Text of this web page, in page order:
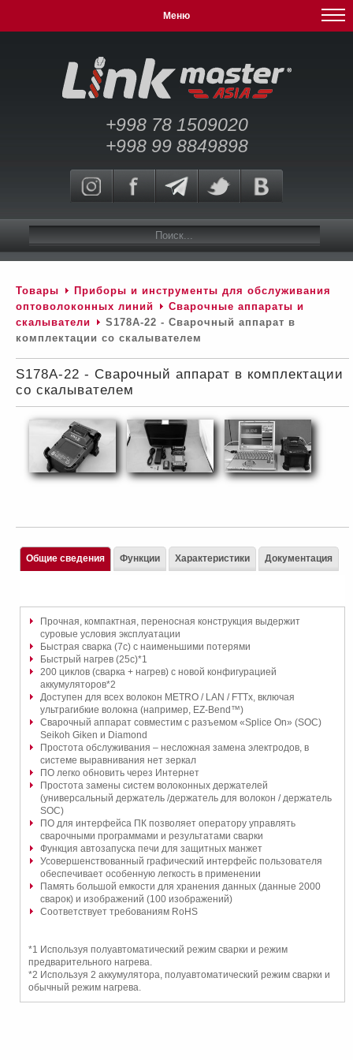
Меню
+998 78 1509020
+998 99 8849898
Товары
Приборы и инструменты для обслуживания
оптоволоконных линий
Сварочные аппараты и
скалыватели
S178A-22 - Сварочный аппарат в
комплектации со скалывателем
S178A-22 - Сварочный аппарат в комплектации
со скалывателем
Общие сведения
Прочная, компактная, переносная конструкция выдержит
суровые условия эксплуатации
Быстрая сварка (7с) с наименьшими потерями
Быстрый нагрев (25с)*1
200 циклов (сварка + нагрев) с новой конфигурацией
аккумуляторов*2
Доступен для всех волокон METRO / LAN / FTTx, включая
ультрагибкие волокна (например, EZ-Bend™)
Сварочный аппарат совместим с разъемом «Splice On» (SOC)
Seikoh Giken и Diamond
Простота обслуживания – несложная замена электродов, в
системе выравнивания нет зеркал
ПО легко обновить через Интернет
Простота замены систем волоконных держателей
(универсальный держатель /держатель для волокон / держатель
SOC)
ПО для интерфейса ПК позволяет оператору управлять
сварочными программами и результатами сварки
Функция автозапуска печи для защитных манжет
Усовершенствованный графический интерфейс пользователя
обеспечивает особенную легкость в применении
Память большой емкости для хранения данных (данные 2000
сварок) и изображений (100 изображений)
Соответствует требованиям RoHS
*1 Используя полуавтоматический режим сварки и режим
предварительного нагрева.
*2 Используя 2 аккумулятора, полуавтоматический режим сварки и
обычный режим нагрева.
Функции Характеристики Документация